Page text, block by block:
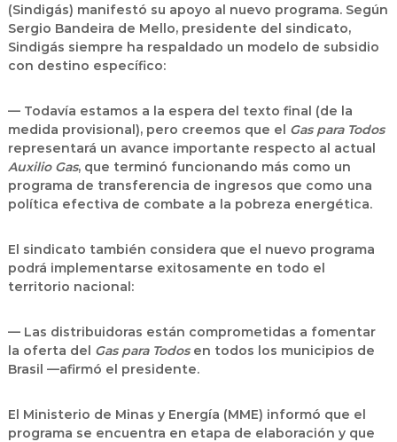
(Sindigás) manifestó su apoyo al nuevo programa. Según
Sergio Bandeira de Mello, presidente del sindicato,
Sindigás siempre ha respaldado un modelo de subsidio
con destino específico:
— Todavía estamos a la espera del texto final (de la
medida provisional), pero creemos que el Gas para Todos
representará un avance importante respecto al actual
Auxilio Gas, que terminó funcionando más como un
programa de transferencia de ingresos que como una
política efectiva de combate a la pobreza energética.
El sindicato también considera que el nuevo programa
podrá implementarse exitosamente en todo el
territorio nacional:
— Las distribuidoras están comprometidas a fomentar
la oferta del Gas para Todosen todos los municipios de
Brasil —afirmó el presidente.
El Ministerio de Minas y Energía (MME) informó que el
programa se encuentra en etapa de elaboración y que